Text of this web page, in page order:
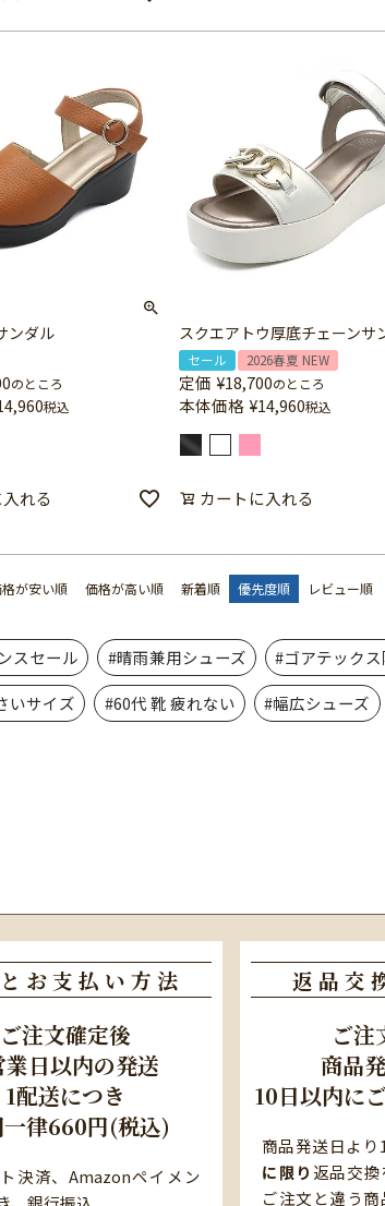
ンダル
のところ
税込
れる
スクエアトウ厚底チェーンサ
セール 2026春夏 NEW
定価 ¥18,700のところ
本体価格 ¥14,960税込
カートに入れる
が安い順 価格が高い順 新着順 優先度順 レビュー順
スセール #晴雨兼用シューズ #ゴアテック
いサイズ #60代 靴 疲れない #幅広シューズ
お支払い方法
ご注文確定後
日以内の発送
1配送につき
律660円(税込)
決済、Amazonペイメン
返品交
ご注
商品
10日以内に
商品発送日より
に限り 返品交換
ご注文と違う